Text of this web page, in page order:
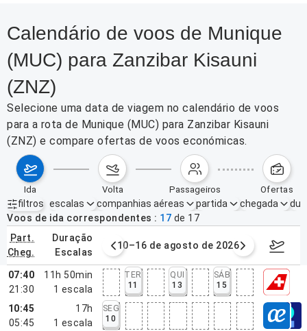
Calendário de voos de Munique
(MUC) para Zanzibar Kisauni
(ZNZ)
Selecione uma data de viagem no calendário de voos
para a rota de Munique (MUC) para Zanzibar Kisauni
(ZNZ) e compare ofertas de voos económicas.
ida volta passageiros ofertas
filtros
Filtros ativos nenhum
escalas companhias aéreas partida chegada
Voos de ida correspondentes
17 de 17
part.
cheg.
duração
escalas
agosto de 2026 10–16 de agosto de 2026 17–23
07:40
21:30
11h 50min
1 escala
TER
11
QUI
13
SÁB
15
10:45
05:45
17h
1 escala
SEG
10